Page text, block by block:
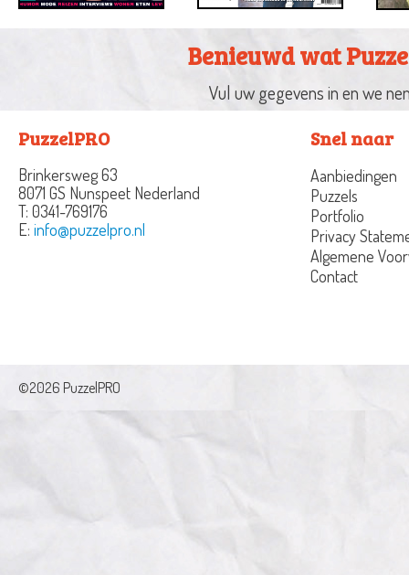
Benieuwd wat
Vul uw gegevens in en we
PuzzelPRO
Brinkersweg 63
8071 GS Nunspeet Nederland
T: 0341-769176
E: info@puzzelpro.nl
Snel naar
Aanbiedingen
Puzzels
Portfolio
Privacy
Algemene
Contact
©2026 PuzzelPRO